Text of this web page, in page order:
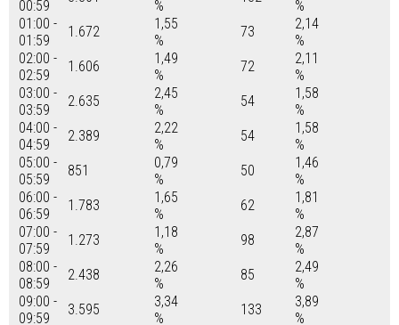
00:59
%
%
01:00 -
01:59
1.672
1,55
%
73
2,14
%
02:00 -
02:59
1.606
1,49
%
72
2,11
%
03:00 -
03:59
2.635
2,45
%
54
1,58
%
04:00 -
04:59
2.389
2,22
%
54
1,58
%
05:00 -
05:59
851
0,79
%
50
1,46
%
06:00 -
06:59
1.783
1,65
%
62
1,81
%
07:00 -
07:59
1.273
1,18
%
98
2,87
%
08:00 -
08:59
2.438
2,26
%
85
2,49
%
09:00 -
09:59
3.595
3,34
%
133
3,89
%